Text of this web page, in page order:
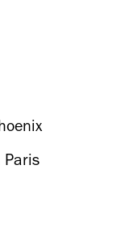
Paris